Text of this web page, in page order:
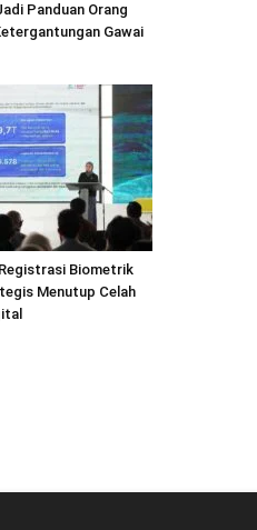
Panduan Orang
Gawai
Biometrik
Menutup Celah